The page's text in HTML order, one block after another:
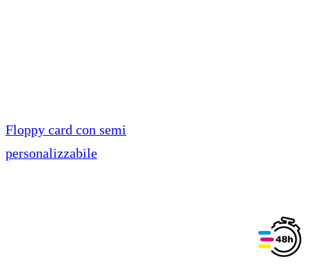
Floppy card con semi
personalizzabile